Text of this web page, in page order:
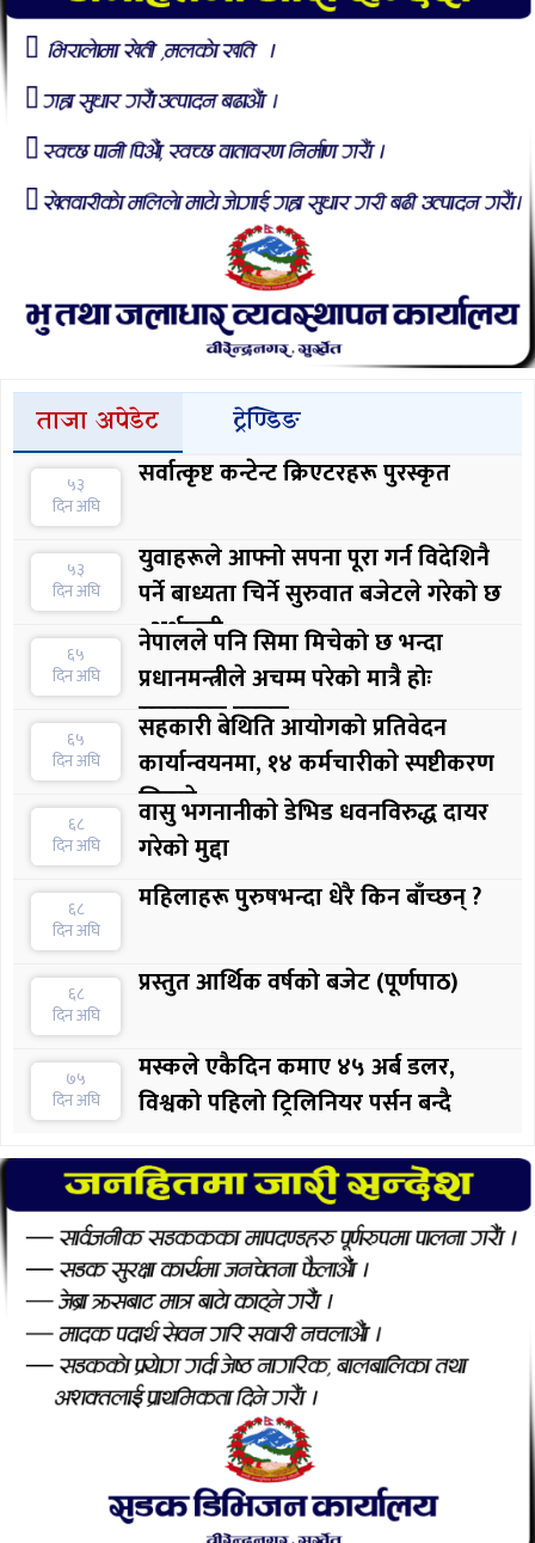
ताजा अपेडेट ट्रेण्डिङ
५३
दिन अघि
सर्वात्कृष्ट कन्टेन्ट क्रिएटरहरू पुरस्कृत
५३
दिन अघि
युवाहरूले आफ्नो सपना पूरा गर्न विदेशिनै
पर्ने बाध्यता चिर्ने सुरुवात बजेटले गरेको छ
: अर्थमन्त्री
६५
दिन अघि
नेपालले पनि सिमा मिचेको छ भन्दा
प्रधानमन्त्रीले अचम्म परेको मात्रै होः
सरकारका प्रवक्ता
६५
दिन अघि
सहकारी बेथिति आयोगको प्रतिवेदन
कार्यान्वयनमा, १४ कर्मचारीकाे स्पष्टीकरण
लिइयाे
६८
दिन अघि
वासु भगनानीकाे डेभिड धवनविरुद्ध दायर
गरेकाे मुद्दा
६८
दिन अघि
महिलाहरू पुरुषभन्दा धेरै किन बाँच्छन् ?
६८
दिन अघि
प्रस्तुत आर्थिक वर्षको बजेट (पूर्णपाठ)
७५
दिन अघि
मस्कले एकैदिन कमाए ४५ अर्ब डलर,
विश्वको पहिलो ट्रिलिनियर पर्सन बन्दै